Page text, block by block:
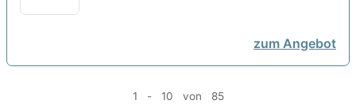
zum Angebot
1 - 10 von 85